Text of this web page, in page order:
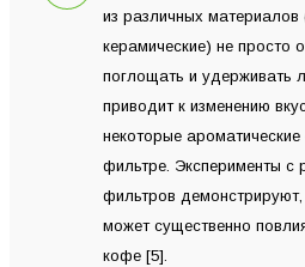
из различных
керамические) не просто
поглощать и удерживать
приводит к изменению
некоторые
фильтре. Эксперименты с
фильтров демонстрируют,
может существенно
кофе [5].